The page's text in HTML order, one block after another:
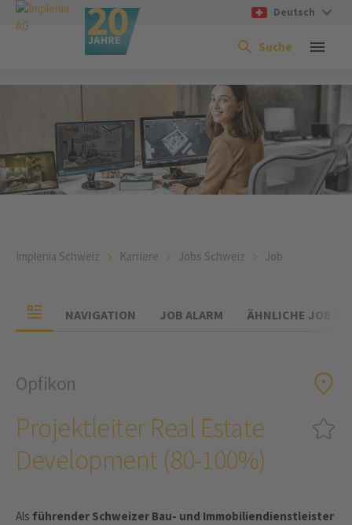
Deutsch
Suche
Implenia Schweiz Karriere Jobs Schweiz Job
NAVIGATION JOB ALARM ÄHNLICHE JOBS
Opfikon
Projektleiter Real Estate
Development (80-100%)
Als führender Schweizer Bau- und Immobiliendienstleister